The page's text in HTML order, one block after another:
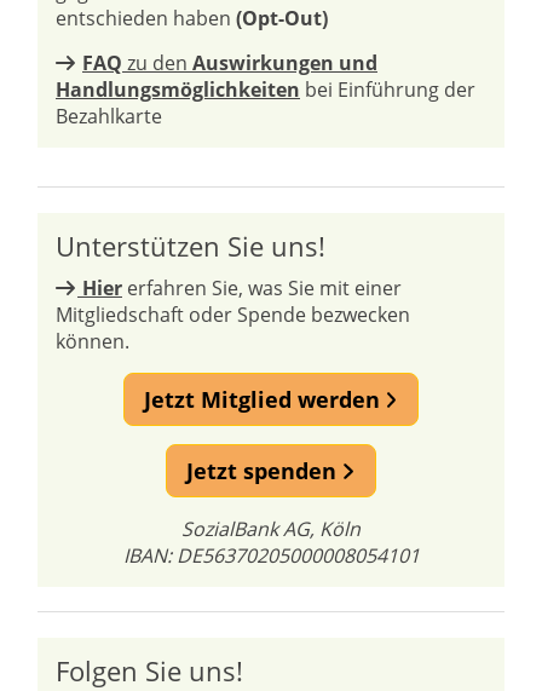
entschieden haben (Opt-Out)
FAQ zu den Auswirkungen und
Handlungsmöglichkeiten bei Einführung der
Bezahlkarte
Unterstützen Sie uns!
Hier erfahren Sie, was Sie mit einer
Mitgliedschaft oder Spende bezwecken
können.
Jetzt Mitglied werden
Jetzt spenden
SozialBank AG, Köln
IBAN: DE56370205000008054101
Folgen Sie uns!